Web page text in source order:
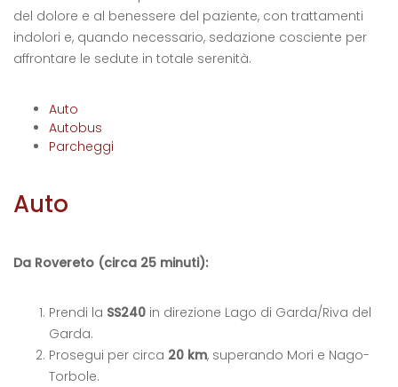
del dolore e al benessere del paziente, con trattamenti
indolori e, quando necessario, sedazione cosciente per
affrontare le sedute in totale serenità.
Auto
Autobus
Parcheggi
Auto
Da Rovereto (circa 25 minuti):
Prendi la SS240 in direzione Lago di Garda/Riva del
Garda.
Prosegui per circa 20 km, superando Mori e Nago-
Torbole.